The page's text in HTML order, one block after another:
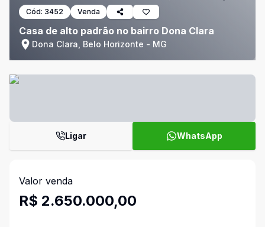
Cód: 3452 Venda
Casa de alto padrão no bairro Dona Clara
Dona Clara, Belo Horizonte - MG
Ligar WhatsApp
Valor venda
R$ 2.650.000,00